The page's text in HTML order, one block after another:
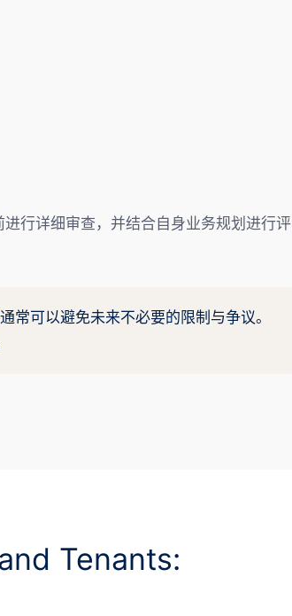
行详细审查，并结合自身业务规划进行评
常可以避免未来不必要的限制与争议。
Tenants: